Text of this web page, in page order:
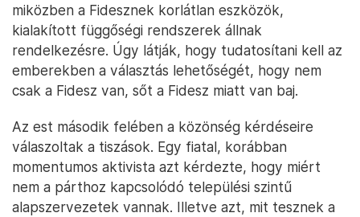
miközben a Fidesznek korlátlan eszközök,
kialakított függőségi rendszerek állnak
rendelkezésre. Úgy látják, hogy tudatosítani kell az
emberekben a választás lehetőségét, hogy nem
csak a Fidesz van, sőt a Fidesz miatt van baj.
Az est második felében a közönség kérdéseire
válaszoltak a tiszások. Egy fiatal, korábban
momentumos aktivista azt kérdezte, hogy miért
nem a párthoz kapcsolódó települési szintű
alapszervezetek vannak. Illetve azt, mit tesznek a